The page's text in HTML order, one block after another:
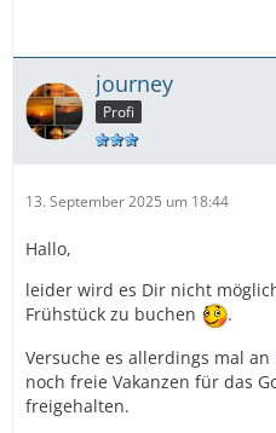
journey
Profi
13. September 2025 um 18:44
Hallo,
leider wird es Dir nicht
Frühstück zu buchen
.
Versuche es allerdings mal an
noch freie Vakanzen für das
freigehalten.